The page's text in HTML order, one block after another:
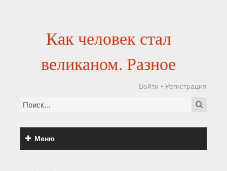
Как человек стал
великаном. Разное
Войти • Регистрация
Меню